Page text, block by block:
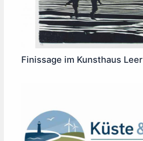
Finissage im Kunsthaus Leer